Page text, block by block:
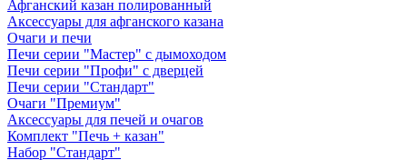
Афганский казан полированный
Аксессуары для афганского казана
Очаги и печи
Печи серии "Мастер" с дымоходом
Печи серии "Профи" с дверцей
Печи серии "Стандарт"
Очаги "Премиум"
Аксессуары для печей и очагов
Комплект "Печь + казан"
Набор "Стандарт"